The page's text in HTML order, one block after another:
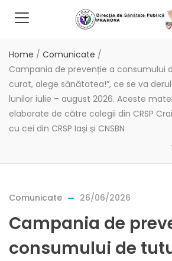
Home / Comunicate /
Campania de prevenție a consumului
curat, alege sănătatea!”, ce se va
lunilor iulie – august 2026. Aceste
elaborate de către colegii din CRSP
cu cei din CRSP Iași și CNSBN
Comunicate 26/06/2026
Campania de
consumului de